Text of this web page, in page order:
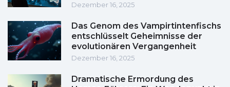
Dezember 16, 2025
Das Genom des Vampirtintenfischs
entschlüsselt Geheimnisse der
evolutionären Vergangenheit
Dezember 16, 2025
Dramatische Ermordung des